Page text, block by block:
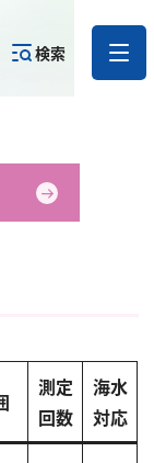
検索
測定
回数
海水
対応